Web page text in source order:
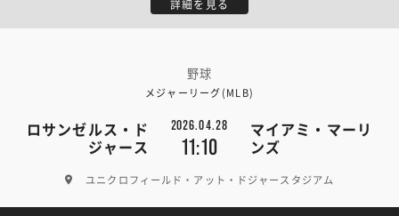
詳細を見る
野球
メジャーリーグ(MLB)
ロサンゼルス・ド
ジャース
2026.04.28
11:10
マイアミ・マーリ
ンズ
ユニクロフィールド・アット・ドジャースタジアム